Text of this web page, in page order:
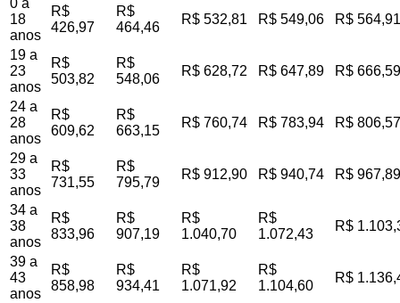
0 a
18
anos
R$
426,97
R$
464,46
R$ 532,81 R$ 549,06 R$ 564,91
19 a
23
anos
R$
503,82
R$
548,06
R$ 628,72 R$ 647,89 R$ 666,59
24 a
28
anos
R$
609,62
R$
663,15
R$ 760,74 R$ 783,94 R$ 806,57
29 a
33
anos
R$
731,55
R$
795,79
R$ 912,90 R$ 940,74 R$ 967,89
34 a
38
anos
R$
833,96
R$
907,19
R$
1.040,70
R$
1.072,43
R$
39 a
43
anos
R$
858,98
R$
934,41
R$
1.071,92
R$
1.104,60
R$